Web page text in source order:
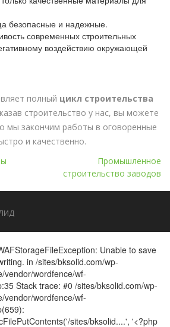
безопасные и надежные.
современных строительных
воздействию окружающей
полный цикл строительства
строительство у нас, вы можете
мы закончим работы в оговоренные
и качественно.
Промышленное
строительство заводов
Unable to save
in /sites/bksolid.com/wp-
vendor/wordfence/wf-
Stack trace: #0 /sites/bksolid.com/wp-
vendor/wordfence/wf-
sites/bksolid....', '<?php